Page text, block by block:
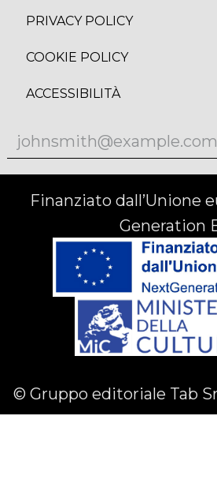
PRIVACY POLICY
COOKIE POLICY
ACCESSIBILITÀ
Finanziato dall’Unione
Generation
© Gruppo editoriale